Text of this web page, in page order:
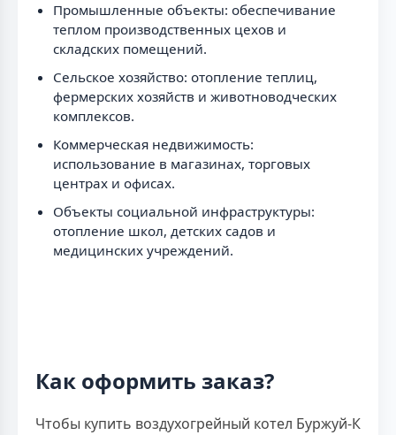
Промышленные объекты: обеспечивание
теплом производственных цехов и
складских помещений.
Сельское хозяйство: отопление теплиц,
фермерских хозяйств и животноводческих
комплексов.
Коммерческая недвижимость:
использование в магазинах, торговых
центрах и офисах.
Объекты социальной инфраструктуры:
отопление школ, детских садов и
медицинских учреждений.
Как оформить заказ?
Чтобы купить воздухогрейный котел Буржуй-К